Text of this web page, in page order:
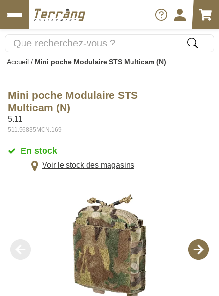
Accueil / Mini poche Modulaire STS Multicam (N)
Mini poche Modulaire STS
Multicam (N)
5.11
511.56835MCN.169
En stock
Voir le stock des magasins